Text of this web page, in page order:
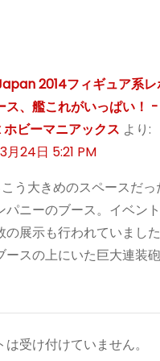
2014フィギュア系レ
ス、艦これがいっぱい！ -
ビーマニアックス より:
月24日 5:21 PM
う大きめのスペースだ
パニーのブース。イベン
の展示も行われていまし
ースの上にいた巨大連装
は受け付けていません。